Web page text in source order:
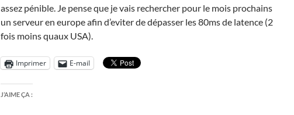
assez pénible. Je pense que je vais rechercher pour le mois prochains
un serveur en europe afin d’eviter de dépasser les 80ms de latence (2
fois moins quaux USA).
Imprimer E-mail
J’AIME ÇA :